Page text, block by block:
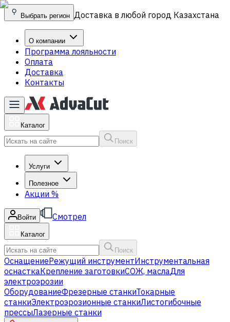
Выбрать регион Доставка в любой город Казахстана
О компании
Программа лояльности
Оплата
Доставка
Контакты
Каталог
Поиск
Услуги
Полезное
Акции %
Войти Смотрел
Каталог
Поиск
ОснащениеРежущий инструментИнструментальная
оснасткаКрепление заготовкиСОЖ, маслаДля
электроэрозии
ОборудованиеФрезерные станкиТокарные
станкиЭлектроэрозионные станкиЛистогибочные
прессыЛазерные станки